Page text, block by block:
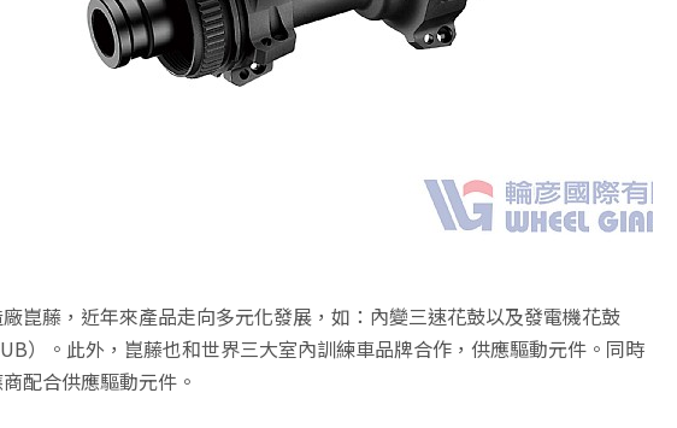
崑藤，近年來產品走向多元化發展，如：內變三速花鼓以及發電機花鼓
）。此外，崑藤也和世界三大室內訓練車品牌合作，供應驅動元件。同時
配合供應驅動元件。